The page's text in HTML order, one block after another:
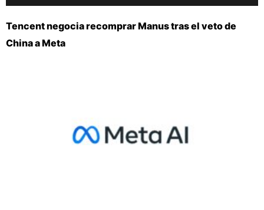
Tencent negocia recomprar Manus tras el veto de
China a Meta